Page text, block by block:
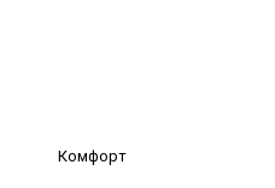
Комфорт